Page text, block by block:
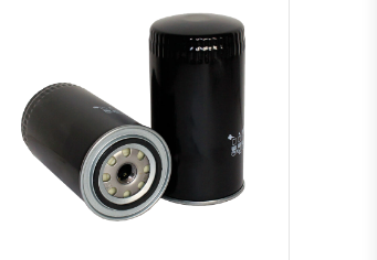
Быстрый просмотрДобавить к сравнениюДобавить в избранное